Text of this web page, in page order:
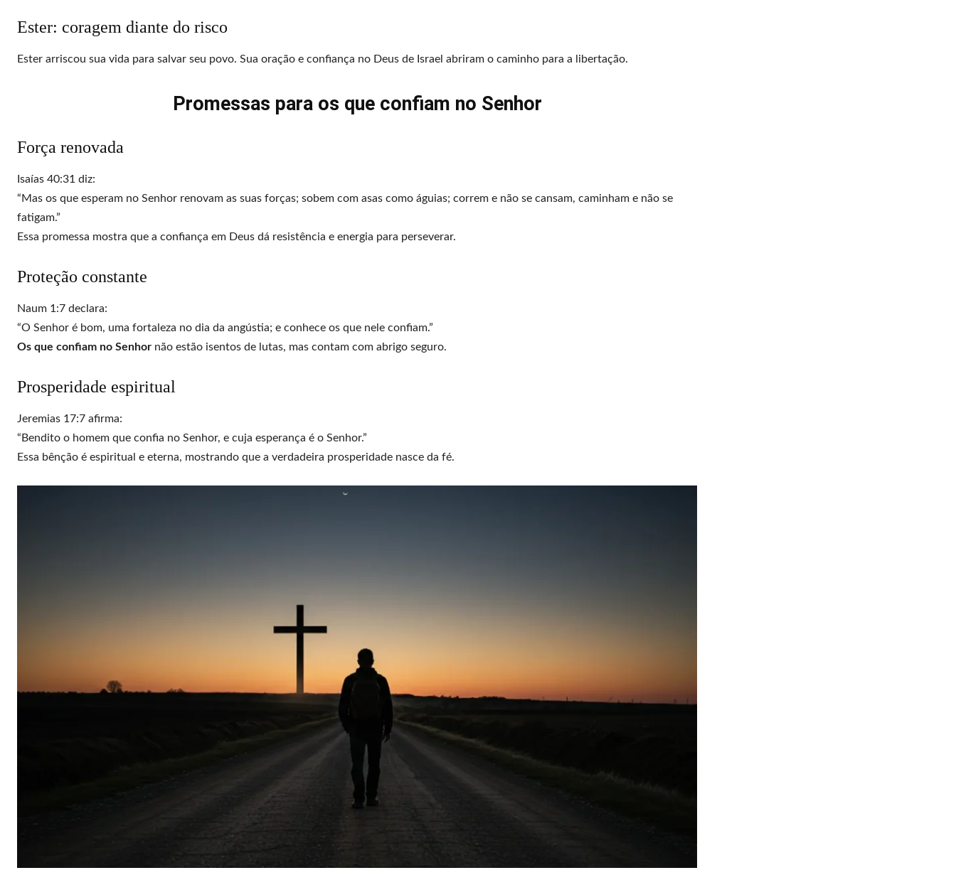
Ester: coragem diante do risco
Ester arriscou sua vida para salvar seu povo. Sua oração e confiança no Deus de Israel abriram o caminho para a libertação.
Promessas para os que confiam no Senhor
Força renovada
Isaías 40:31 diz:
“Mas os que esperam no Senhor renovam as suas forças; sobem com asas como águias; correm e não se cansam, caminham e não se
fatigam.”
Essa promessa mostra que a confiança em Deus dá resistência e energia para perseverar.
Proteção constante
Naum 1:7 declara:
“O Senhor é bom, uma fortaleza no dia da angústia; e conhece os que nele confiam.”
Os que confiam no Senhor não estão isentos de lutas, mas contam com abrigo seguro.
Prosperidade espiritual
Jeremias 17:7 afirma:
“Bendito o homem que confia no Senhor, e cuja esperança é o Senhor.”
Essa bênção é espiritual e eterna, mostrando que a verdadeira prosperidade nasce da fé.